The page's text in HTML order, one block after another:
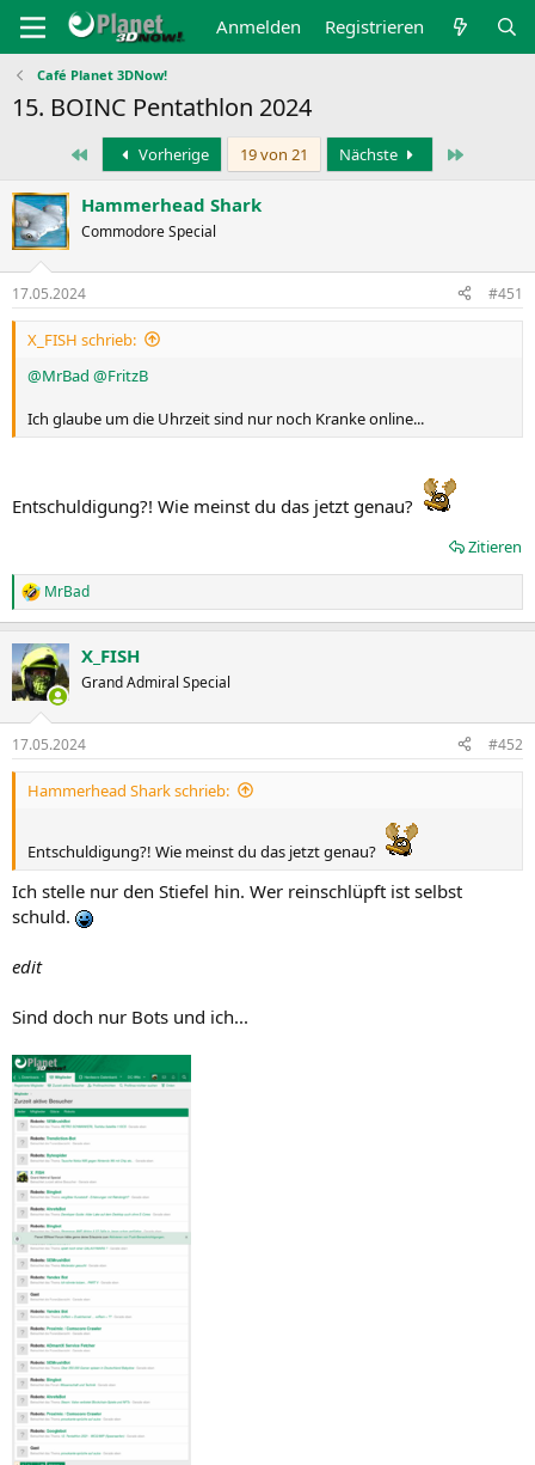
Anmelden Registrieren
Café Planet 3DNow!
15. BOINC Pentathlon 2024
Erste Vorherige 19 von 21 Nächste
Hammerhead Shark
Commodore Special
17.05.2024 #451
X_FISH schrieb:
@MrBad @FritzB
Ich glaube um die Uhrzeit sind nur noch Kranke online...
Entschuldigung?! Wie meinst du das jetzt genau?
Zitieren
R
e
k
t
i
e
n
MrBad
X_FISH
Grand Admiral Special
17.05.2024 #452
Hammerhead Shark schrieb:
Entschuldigung?! Wie meinst du das jetzt genau?
Ich stelle nur den Stiefel hin. Wer reinschlüpft ist selbst
schuld.
edit
Sind doch nur Bots und ich...